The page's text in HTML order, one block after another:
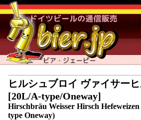
ヒルシュブロイ ヴァイサー
[20L/A-type/Oneway]
Hirschbräu Weisser Hirsch
type Oneway)